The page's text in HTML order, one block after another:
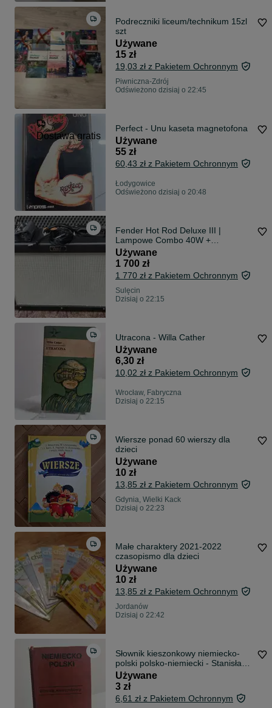
Podreczniki liceum/technikum 15zl
szt
Używane
15 zł
19,03 zł z Pakietem Ochronnym
Piwniczna-Zdrój
Odświeżono dzisiaj o 22:45
Dostawa gratis
Perfect - Unu kaseta magnetofona
Używane
55 zł
60,43 zł z Pakietem Ochronnym
Łodygowice
Odświeżono dzisiaj o 20:48
Fender Hot Rod Deluxe III |
Lampowe Combo 40W +
Oryginalny Footswitch
Używane
1 700 zł
1 770 zł z Pakietem Ochronnym
Sulęcin
Dzisiaj o 22:15
Utracona - Willa Cather
Używane
6,30 zł
10,02 zł z Pakietem Ochronnym
Wrocław, Fabryczna
Dzisiaj o 22:15
Wiersze ponad 60 wierszy dla
dzieci
Używane
10 zł
13,85 zł z Pakietem Ochronnym
Gdynia, Wielki Kack
Dzisiaj o 22:23
Małe charaktery 2021-2022
czasopismo dla dzieci
Używane
10 zł
13,85 zł z Pakietem Ochronnym
Jordanów
Dzisiaj o 22:42
Słownik kieszonkowy niemiecko-
polski polsko-niemiecki - Stanisław
Schimitzek
Używane
3 zł
6,61 zł z Pakietem Ochronnym